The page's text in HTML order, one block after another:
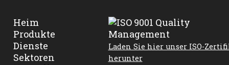
Heim
Produkte
Dienste
Sektoren
Laden Sie hier unser ISO-
herunter